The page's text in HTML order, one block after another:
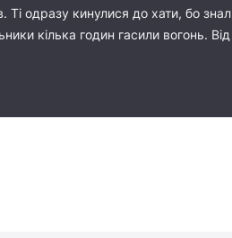
Ті одразу кинулися до хати, бо
кілька годин гасили вогонь.